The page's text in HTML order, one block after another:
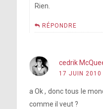
Rien.
RÉPONDRE
cedrik
17 JUIN 2010
a Ok , donc tous le
comme il veut ?